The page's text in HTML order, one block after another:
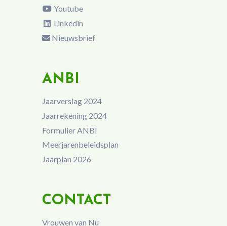
Youtube
Linkedin
Nieuwsbrief
ANBI
Jaarverslag 2024
Jaarrekening 2024
Formulier ANBI
Meerjarenbeleidsplan
Jaarplan 2026
CONTACT
Vrouwen van Nu